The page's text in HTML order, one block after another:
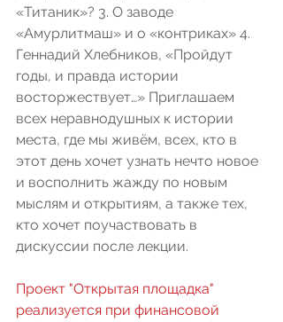
«Титаник»? 3. О заводе
«Амурлитмаш» и о «контриках» 4.
Геннадий Хлебников, «Пройдут
годы, и правда истории
восторжествует…» Приглашаем
всех неравнодушных к истории
места, где мы живём, всех, кто в
этот день хочет узнать нечто новое
и восполнить жажду по новым
мыслям и открытиям, а также тех,
кто хочет поучаствовать в
дискуссии после лекции.
Проект "Открытая площадка"
реализуется при финансовой